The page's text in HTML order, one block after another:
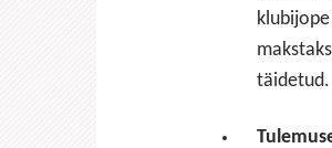
täidetud.